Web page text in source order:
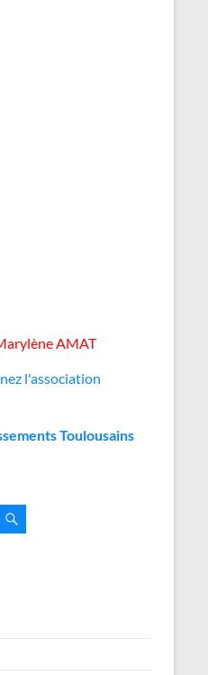
AMAT
l'association
Toulousains